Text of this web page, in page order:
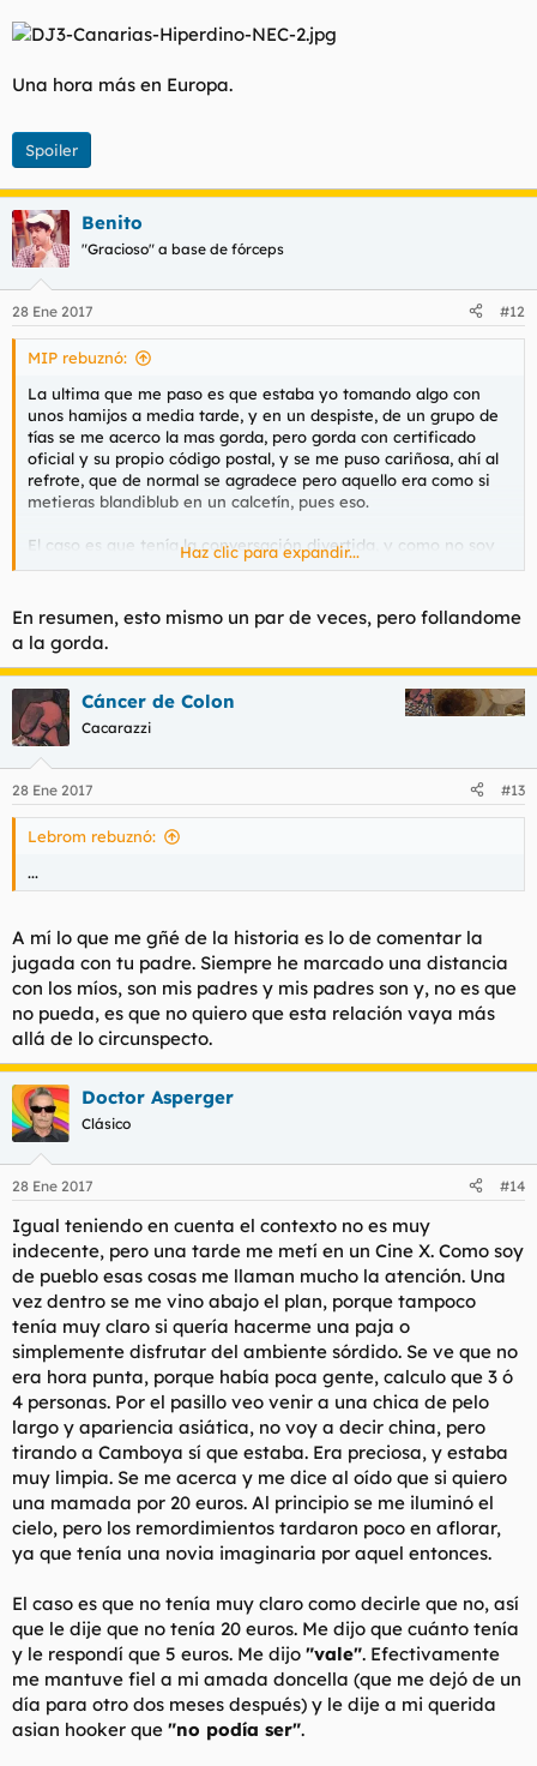
Una hora más en Europa.
Spoiler
Benito
"Gracioso" a base de fórceps
28 Ene 2017 #12
MIP rebuznó:
La ultima que me paso es que estaba yo tomando algo con
unos hamijos a media tarde, y en un despiste, de un grupo de
tías se me acerco la mas gorda, pero gorda con certificado
oficial y su propio código postal, y se me puso cariñosa, ahí al
refrote, que de normal se agradece pero aquello era como si
metieras blandiblub en un calcetín, pues eso.
El caso es que tenía la conversación divertida, y como no soy
racista pues le seguí el rollo unos minutos.
Pero llego un momento en que me propuso de ir a gosar a su
casa, ubicada a pocos metros de allá, y balbuceando alguna de
esas excusas mas viejas que el mear, me pire de vuelta donde
mis hamijos, que me saludaron con un "ande estabas
pensábamos que te había devorao la gorda esa".
Haz clic para expandir...
En resumen, esto mismo un par de veces, pero follandome
a la gorda.
Cáncer de Colon
Cacarazzi
28 Ene 2017 #13
Lebrom rebuznó:
...
A mí lo que me gñé de la historia es lo de comentar la
jugada con tu padre. Siempre he marcado una distancia
con los míos, son mis padres y mis padres son y, no es que
no pueda, es que no quiero que esta relación vaya más
allá de lo circunspecto.
Doctor Asperger
Clásico
28 Ene 2017 #14
Igual teniendo en cuenta el contexto no es muy
indecente, pero una tarde me metí en un Cine X. Como soy
de pueblo esas cosas me llaman mucho la atención. Una
vez dentro se me vino abajo el plan, porque tampoco
tenía muy claro si quería hacerme una paja o
simplemente disfrutar del ambiente sórdido. Se ve que no
era hora punta, porque había poca gente, calculo que 3 ó
4 personas. Por el pasillo veo venir a una chica de pelo
largo y apariencia asiática, no voy a decir china, pero
tirando a Camboya sí que estaba. Era preciosa, y estaba
muy limpia. Se me acerca y me dice al oído que si quiero
una mamada por 20 euros. Al principio se me iluminó el
cielo, pero los remordimientos tardaron poco en aflorar,
ya que tenía una novia imaginaria por aquel entonces.
El caso es que no tenía muy claro como decirle que no, así
que le dije que no tenía 20 euros. Me dijo que cuánto tenía
y le respondí que 5 euros. Me dijo "vale". Efectivamente
me mantuve fiel a mi amada doncella (que me dejó de un
día para otro dos meses después) y le dije a mi querida
asian hooker que "no podía ser".